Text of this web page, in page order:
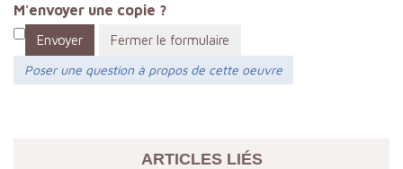
M'envoyer une copie ?
Envoyer
Fermer le formulaire
Poser une question à propos de cette oeuvre
ARTICLES LIÉS